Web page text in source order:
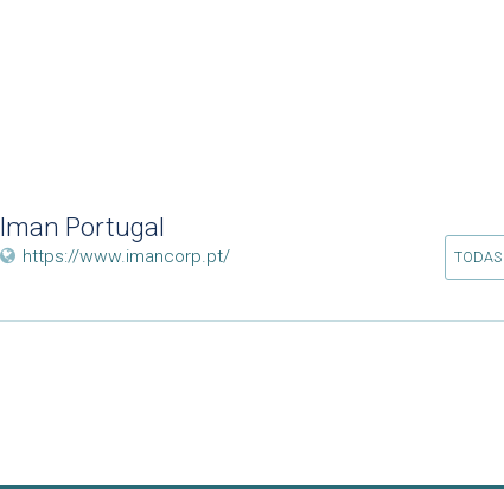
Iman Portugal
https://www.imancorp.pt/ TODAS